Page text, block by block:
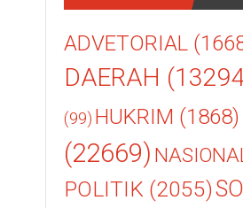
ADVETORIAL
DAERAH
(99) HUKRIM (1868)
(22669)
POLITIK (2055)